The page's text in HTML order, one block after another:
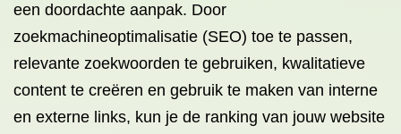
een doordachte aanpak. Door
zoekmachineoptimalisatie (SEO) toe te passen,
relevante zoekwoorden te gebruiken, kwalitatieve
content te creëren en gebruik te maken van interne
en externe links, kun je de ranking van jouw website